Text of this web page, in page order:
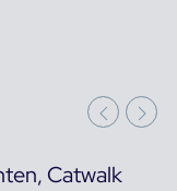
, Catwalk